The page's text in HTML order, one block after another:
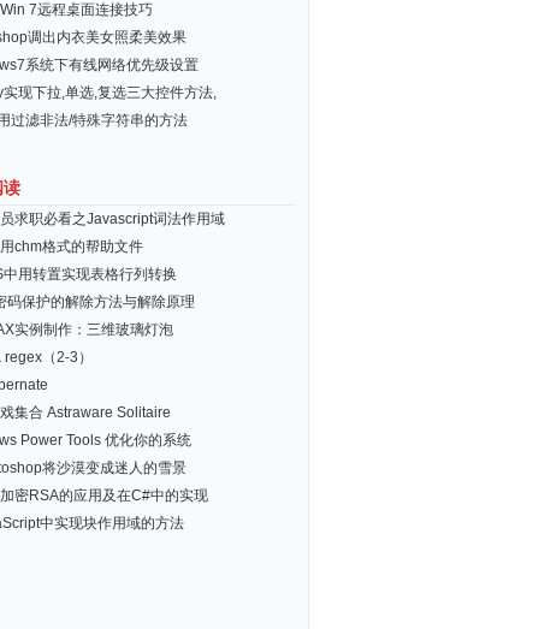
7远程桌面连接技巧
调出内衣美女照柔美效果
系统下有线网络优先级设置
现下拉,单选,复选三大控件方法,
过滤非法/特殊字符串的方法
读
求职必看之Javascript词法作用域
chm格式的帮助文件
中用转置实现表格行列转换
码保护的解除方法与解除原理
实例制作：三维玻璃灯泡
（2-3）
集合 Astraware Solitaire
Power Tools 优化你的系统
将沙漠变成迷人的雪景
密RSA的应用及在C#中的实现
中实现块作用域的方法